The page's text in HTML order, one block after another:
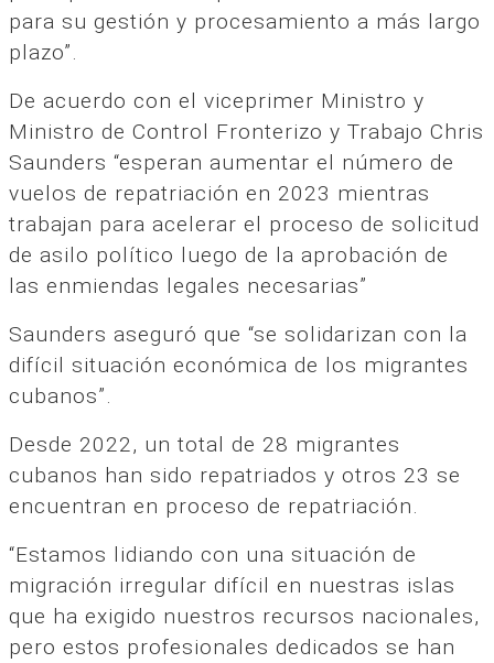
para su gestión y procesamiento a más largo
plazo”.
De acuerdo con el viceprimer Ministro y
Ministro de Control Fronterizo y Trabajo Chris
Saunders “esperan aumentar el número de
vuelos de repatriación en 2023 mientras
trabajan para acelerar el proceso de solicitud
de asilo político luego de la aprobación de
las enmiendas legales necesarias”
Saunders aseguró que “se solidarizan con la
difícil situación económica de los migrantes
cubanos”.
Desde 2022, un total de 28 migrantes
cubanos han sido repatriados y otros 23 se
encuentran en proceso de repatriación.
“Estamos lidiando con una situación de
migración irregular difícil en nuestras islas
que ha exigido nuestros recursos nacionales,
pero estos profesionales dedicados se han